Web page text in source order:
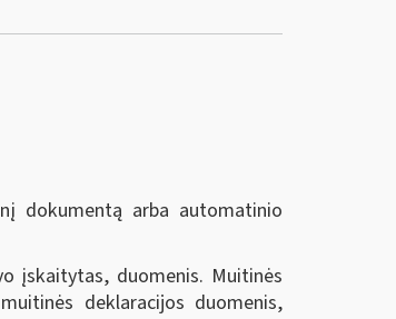
dokumentą arba automatinio
įskaitytas, duomenis. Muitinės
deklaracijos duomenis,